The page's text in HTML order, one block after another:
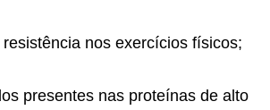
nos exercícios físicos;
presentes nas proteínas de alto